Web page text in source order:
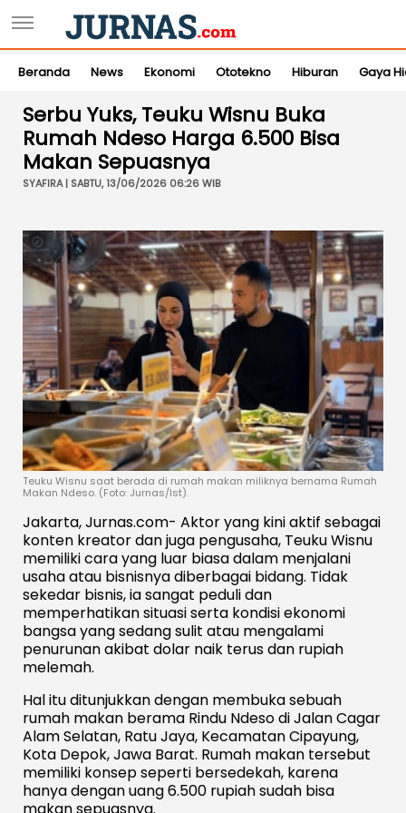
Beranda News Ekonomi Ototekno Hiburan Gaya
Serbu Yuks, Teuku Wisnu Buka
Rumah Ndeso Harga 6.500 Bisa
Makan Sepuasnya
SYAFIRA | SABTU, 13/06/2026 06:26 WIB
Teuku Wisnu saat berada di rumah makan miliknya bernama Rumah
Makan Ndeso. (Foto: Jurnas/Ist).
Jakarta, Jurnas.com- Aktor yang kini aktif sebagai
konten kreator dan juga pengusaha, Teuku Wisnu
memiliki cara yang luar biasa dalam menjalani
usaha atau bisnisnya diberbagai bidang. Tidak
sekedar bisnis, ia sangat peduli dan
memperhatikan situasi serta kondisi ekonomi
bangsa yang sedang sulit atau mengalami
penurunan akibat dolar naik terus dan rupiah
melemah.
Hal itu ditunjukkan dengan membuka sebuah
rumah makan berama Rindu Ndeso di Jalan Cagar
Alam Selatan, Ratu Jaya, Kecamatan Cipayung,
Kota Depok, Jawa Barat. Rumah makan tersebut
memiliki konsep seperti bersedekah, karena
hanya dengan uang 6.500 rupiah sudah bisa
makan sepuasnya.